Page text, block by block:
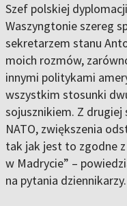
Szef polskiej
Waszyngtonie szereg
sekretarzem stanu
moich rozmów,
innymi politykami
wszystkim stosunki
sojusznikiem. Z
NATO, zwiększenia
tak jak jest to zgodne
w Madrycie” –
na pytania dziennikarzy.